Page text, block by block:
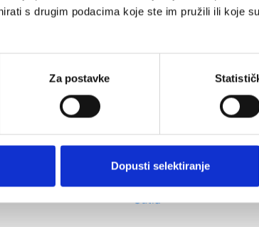
s drugim podacima koje ste im pružili ili koje
Za postavke
Dopusti selektiranje
isključivo od prava na
Gradska vijećnica
Visit Pregrada
Sutla